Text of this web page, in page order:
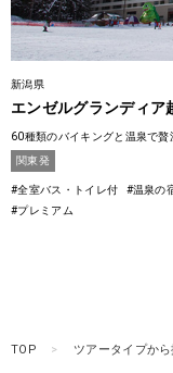
新潟県
エンゼルグランディア
60種類のバイキングと温泉で贅
関東発
#全室バス・トイレ付 #温泉の
#プレミアム
TOP ツアータイプか